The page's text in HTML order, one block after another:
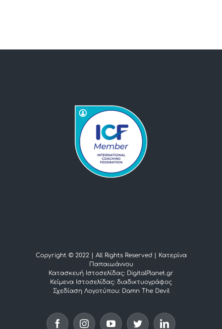
Copyright © 2022 | All Rights Reserved |
Κατερίνα
Παπαιωάννου
Κατασκευή Ιστοσελίδας: DigitalPlanet.gr
Κείμενα Ιστοσελίδας: διαδικτυογράφος
Σχεδίαση Λογοτύπου: Damn The Devil
FacebookInstagramYouTubeTwitterLinkedIn